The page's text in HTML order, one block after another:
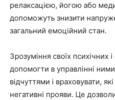
релаксацією, йогою або
допоможуть знизити
загальний емоційний стан.
Зрозуміння своїх психічних
допомогти в управлінні
відчуттями і враховувати,
негативні прояви. Це